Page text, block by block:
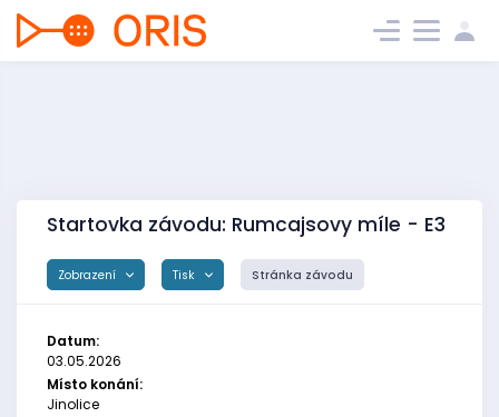
Startovka závodu: Rumcajsovy míle - E3
Zobrazení Tisk Stránka závodu
Datum:
03.05.2026
Místo konání:
Jinolice